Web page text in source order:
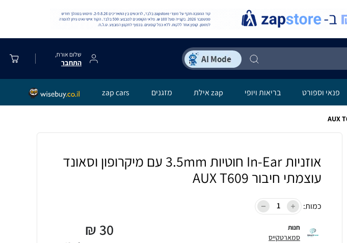
שלום אורח,
התחבר
פנאי וספורט בריאות ויופי zap אילת מזגנים zap cars
אוזניות In-Ear חוטיות 3.5mm עם מיקרופון וסאונד
עוצמתי חיבור AUX T609
כמות:
חנות
סמארטקייס 30
₪